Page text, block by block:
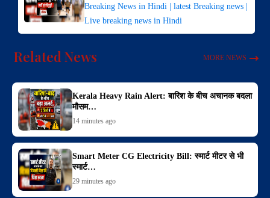
Breaking News in Hindi | latest Breaking news |
Live breaking news in Hindi
Related News MORE NEWS
Kerala Heavy Rain Alert: बारिश के बीच अचानक बदला
मौसम…
14 minutes ago
Smart Meter CG Electricity Bill: स्मार्ट मीटर से भी
स्मार्ट…
29 minutes ago